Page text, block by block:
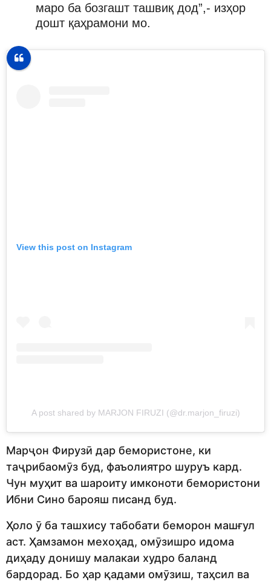
маро ба бозгашт ташвиқ дод”,- изҳор
дошт қаҳрамони мо.
View this post on Instagram
A post shared by MARJON FIRUZI (@dr.marjon_firuzi)
Марҷон Фирузӣ дар бемористоне, ки
таҷрибаомӯз буд, фаъолиятро шуруъ кард.
Чун муҳит ва шароиту имконоти бемористони
Ибни Сино барояш писанд буд.
Ҳоло ӯ ба ташхису табобати беморон машғул
аст. Ҳамзамон мехоҳад, омӯзишро идома
диҳаду донишу малакаи худро баланд
бардорад. Бо ҳар қадами омӯзиш, таҳсил ва